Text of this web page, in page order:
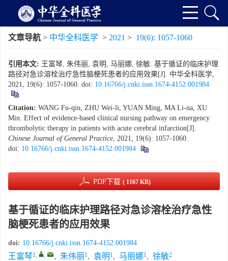
文章导航 > 中华全科医学 > 2021 > 19(6): 1057-1060
引用本文: 王富琴, 朱伟丽, 袁明, 马丽娜, 徐敏. 基于循证的临床护理
路径对急诊溶栓治疗急性脑梗死患者的应用效果[J]. 中华全科医学,
2021, 19(6): 1057-1060. doi: 10.16766/j.cnki.issn.1674-4152.001984
Citation: WANG Fu-qin, ZHU Wei-li, YUAN Ming, MA Li-na, XU
Min. Effect of evidence-based clinical nursing pathway on emergency
thrombolytic therapy in patients with acute cerebral infarction[J].
Chinese Journal of General Practice, 2021, 19(6): 1057-1060.
doi: 10.16766/j.cnki.issn.1674-4152.001984
PDF下载 ( 1167 KB)
基于循证的临床护理路径对急诊溶栓治疗急性
脑梗死患者的应用效果
doi: 10.16766/j.cnki.issn.1674-4152.001984
王富琴1, , , 朱伟丽1, 袁明 1, 马丽娜1, 徐敏2